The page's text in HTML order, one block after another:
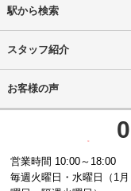
駅から検索
スタッフ紹介
お客様の声
営業時間 10:00～18:00
毎週火曜日・水曜日（1